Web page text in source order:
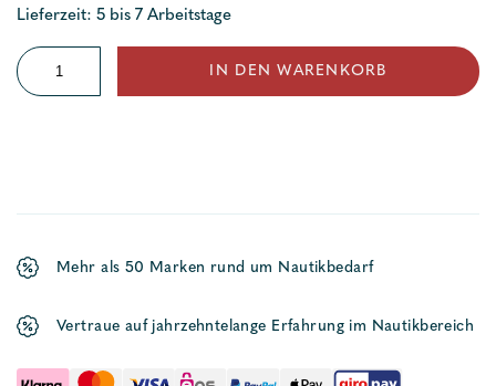
Lieferzeit: 5 bis 7 Arbeitstage
Alustiel
Menge
IN DEN WARENKORB
Mehr als 50 Marken rund um Nautikbedarf
Vertraue auf jahrzehntelange Erfahrung im Nautikbereich